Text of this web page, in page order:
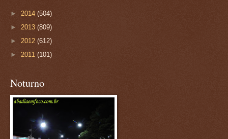
► 2014 (504)
► 2013 (809)
► 2012 (612)
► 2011 (101)
Noturno